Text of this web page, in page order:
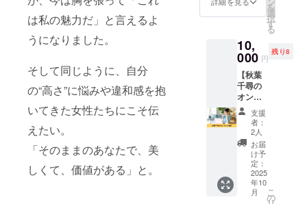
は私の魅力だ」と言えるよ
うになりました。
そして同じように、自分
の“高さ”に悩みや違和感を抱
いてきた女性たちにこそ伝
えたい。
「そのままのあなたで、美
しくて、価値がある」と。
くださ
い。 ※
公序良
俗に反
する文
言は記
載でき
ませ
ん。 ※
掲載期
間は
2025年
10月か
ら1年間
です。
方ある
あるの
れた絵
葉書
セット
（5枚）
をお送
りしま
す。 ※
送料込
みのお
値段で
す。
を
選
択
す
る
10,
000 円
残り8
【秋葉
千尋の
オンラ
イン相
談】 グ
ランデ
会の代
表の秋
葉千尋
にオン
ライン
で60分
支援
者：
2人
お届
け予
定：
2025
年10
月
こ
の